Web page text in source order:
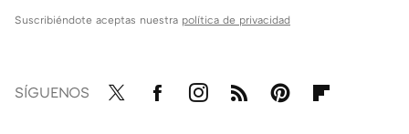
Suscribiéndote aceptas nuestra política de privacidad
SÍGUENOS